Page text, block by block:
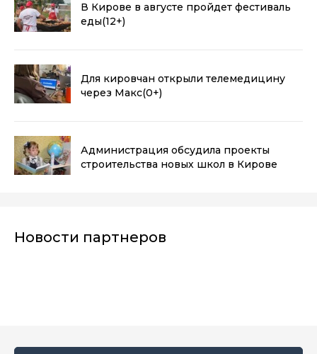
В Кирове в августе пройдет фестиваль
еды(12+)
Для кировчан открыли телемедицину
через Макс(0+)
Администрация обсудила проекты
строительства новых школ в Кирове
Новости партнеров